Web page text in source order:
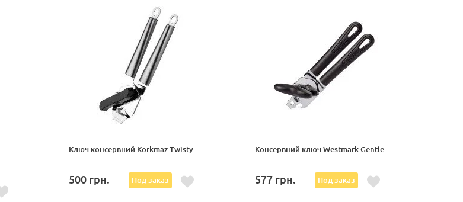
Ключ консервний Korkmaz Twisty
500 грн. Под заказ
Консервний ключ Westmark Gentle
577 грн. Под заказ